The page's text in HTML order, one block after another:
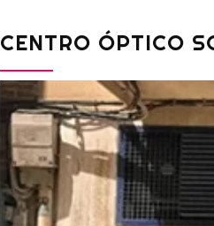
CENTRO ÓPTICO